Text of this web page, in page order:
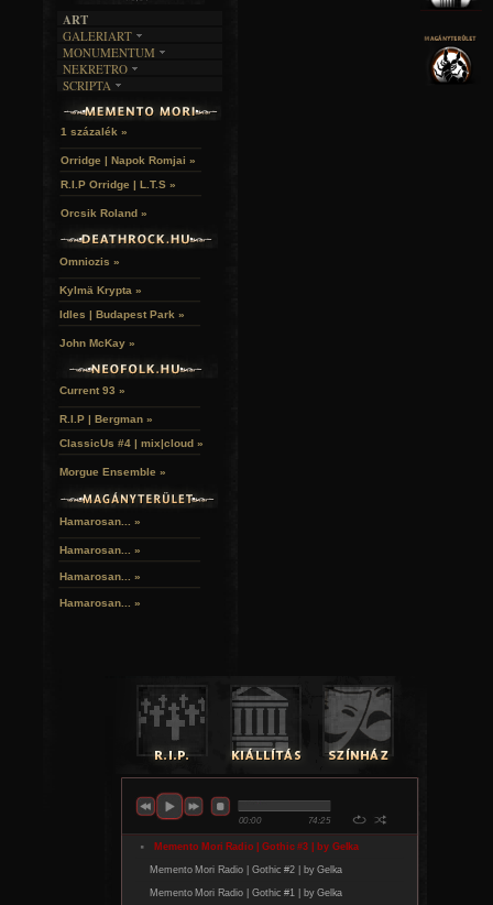
ART
GALERIART
ARTGALERI
KÉPREGÉNYEK
LAKÁSKULTS
MONUMENTUM
TEMETŐK
TEMPLOMOK
VÁRAK
HELYEK
NEKRETRO
SZUBKULT
FEKETE LYUK
RELIKVIÁK
SCRIPTA
NOVELLÁK
VERSEK
1 százalék »
Orridge | Napok Romjai »
R.I.P Orridge | L.T.S »
Orcsik Roland »
Omniozis »
Kylmä Krypta »
Idles | Budapest Park »
John McKay »
Current 93 »
R.I.P | Bergman »
ClassicUs #4 | mix|cloud »
Morgue Ensemble »
Hamarosan... »
Hamarosan... »
Hamarosan... »
Hamarosan... »